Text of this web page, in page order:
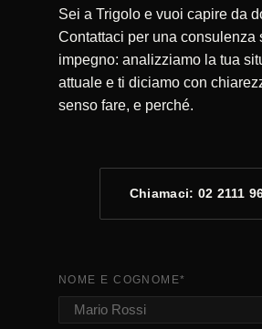
Sei a Trigolo e vuoi capire da
Contattaci per una consulenza
impegno: analizziamo la tua
attuale e ti diciamo con
senso fare, e perché.
Chiamaci: 02 2111
NOME E COGNOME*